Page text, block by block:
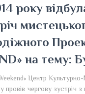
року
на тему:
Центр
провів чергову зустріч